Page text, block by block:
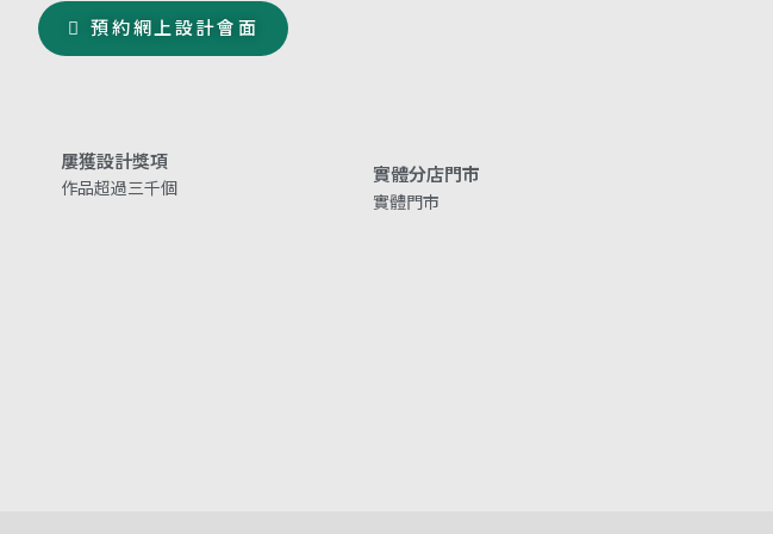
預約網上設計會面
屢獲設計獎項
作品超過三千個
實體分店門市
實體門市